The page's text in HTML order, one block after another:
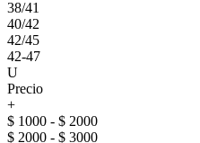
38/41
40/42
42/45
42-47
U
Precio
+
$ 1000 - $ 2000
$ 2000 - $ 3000